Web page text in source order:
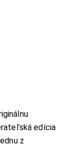
edícia
z